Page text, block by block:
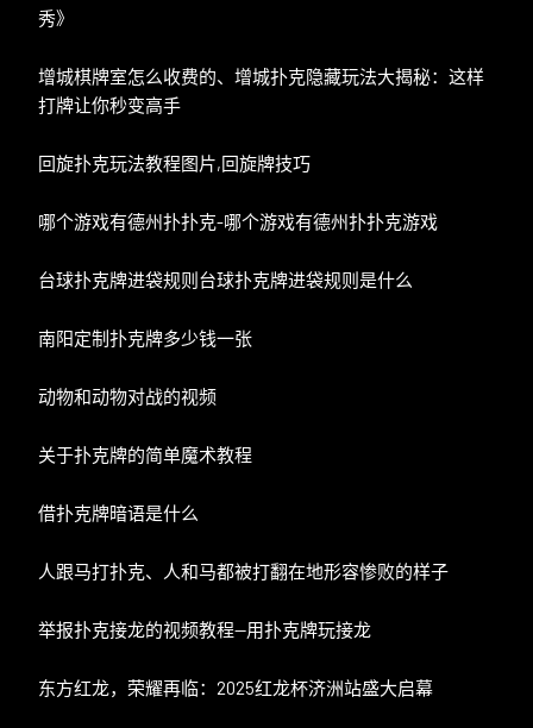
秀》
增城棋牌室怎么收费的、增城扑克隐藏玩法大揭秘：这样
打牌让你秒变高手
回旋扑克玩法教程图片,回旋牌技巧
哪个游戏有德州扑扑克-哪个游戏有德州扑扑克游戏
台球扑克牌进袋规则台球扑克牌进袋规则是什么
南阳定制扑克牌多少钱一张
动物和动物对战的视频
关于扑克牌的简单魔术教程
借扑克牌暗语是什么
人跟马打扑克、人和马都被打翻在地形容惨败的样子
举报扑克接龙的视频教程—用扑克牌玩接龙
东方红龙，荣耀再临：2025红龙杯济洲站盛大启幕